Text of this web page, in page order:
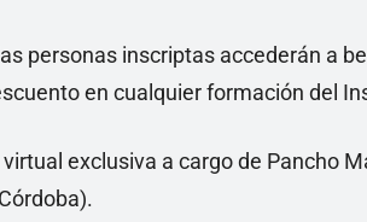
personas inscriptas accederán a
en cualquier formación del
exclusiva a cargo de Pancho